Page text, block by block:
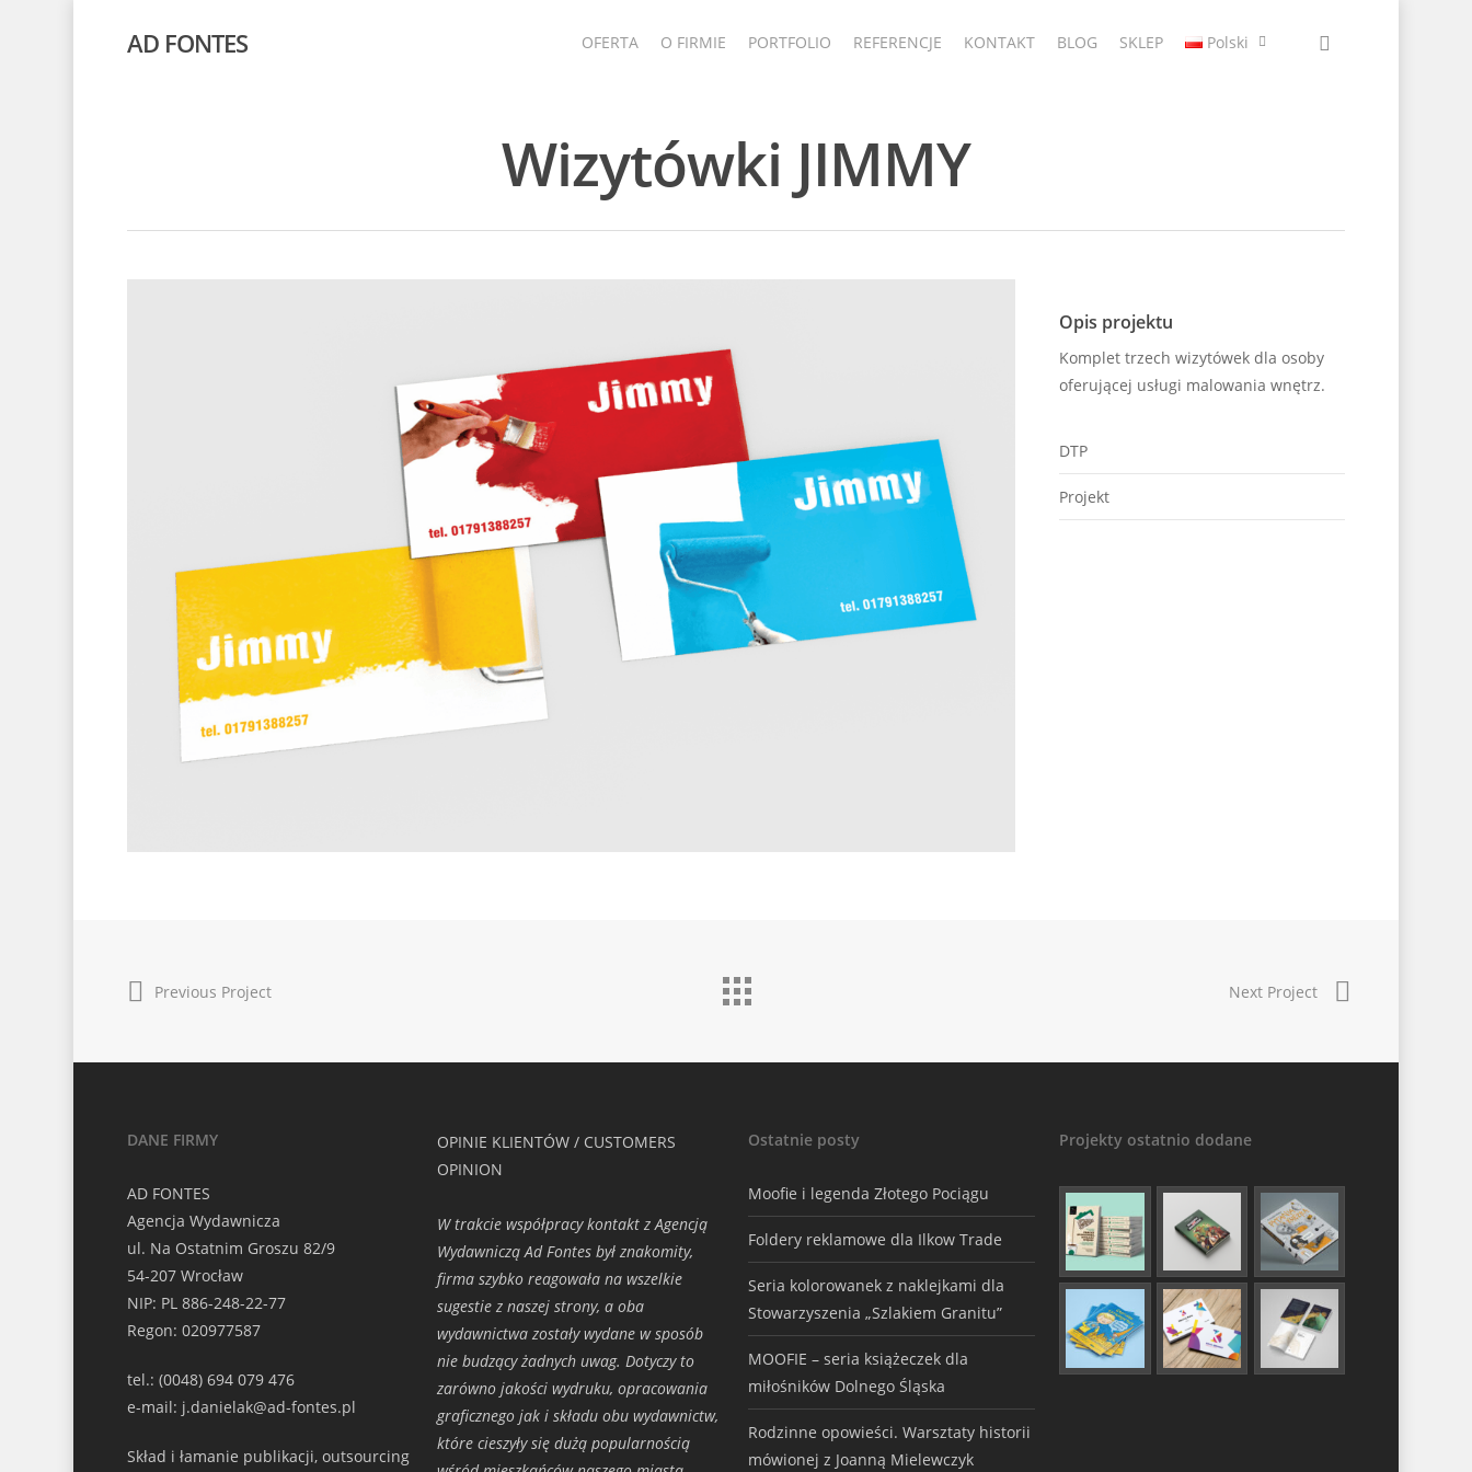
AD FONTES OFERTA O FIRMIE PORTFOLIO REFERENCJE KONTAKT BLOG SKLEP Polski
Wizytówki JIMMY
Opis projektu
Komplet trzech wizytówek dla osoby
oferującej usługi malowania wnętrz.
DTP
Projekt
Previous Project Next Project
DANE FIRMY
AD FONTES
Agencja Wydawnicza
ul. Na Ostatnim Groszu 82/9
54-207 Wrocław
NIP: PL 886-248-22-77
Regon: 020977587
tel.: (0048) 694 079 476
e-mail: j.danielak@ad-fontes.pl
Skład i łamanie publikacji, outsourcing
OPINIE KLIENTÓW / CUSTOMERS
OPINION
W trakcie współpracy kontakt z Agencją
Wydawniczą Ad Fontes był znakomity,
firma szybko reagowała na wszelkie
sugestie z naszej strony, a oba
wydawnictwa zostały wydane w sposób
nie budzący żadnych uwag. Dotyczy to
zarówno jakości wydruku, opracowania
graficznego jak i składu obu wydawnictw,
które cieszyły się dużą popularnością
Ostatnie posty
Moofie i legenda Złotego Pociągu
Foldery reklamowe dla Ilkow Trade
Seria kolorowanek z naklejkami dla
Stowarzyszenia „Szlakiem Granitu”
MOOFIE – seria książeczek dla
miłośników Dolnego Śląska
Rodzinne opowieści. Warsztaty historii
mówionej z Joanną Mielewczyk
Projekty ostatnio dodane